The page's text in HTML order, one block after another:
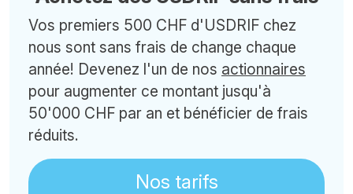
Vos premiers 500 CHF d'USDRIF chez
nous sont sans frais de change chaque
année! Devenez l'un de nos actionnaires
pour augmenter ce montant jusqu'à
50'000 CHF par an et bénéficier de frais
réduits.
Nos tarifs